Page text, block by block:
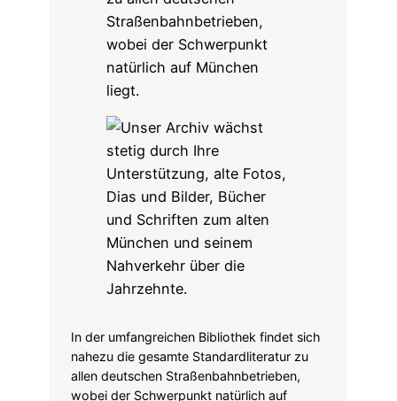
In der umfangreichen Bibliothek findet sich
nahezu die gesamte Standardliteratur zu
allen deutschen Straßenbahnbetrieben,
wobei der Schwerpunkt natürlich auf